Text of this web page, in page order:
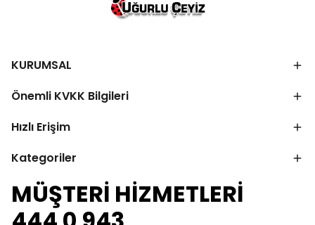
KURUMSAL
Önemli KVKK Bilgileri
Hızlı Erişim
Kategoriler
MÜŞTERİ HİZMETLERİ